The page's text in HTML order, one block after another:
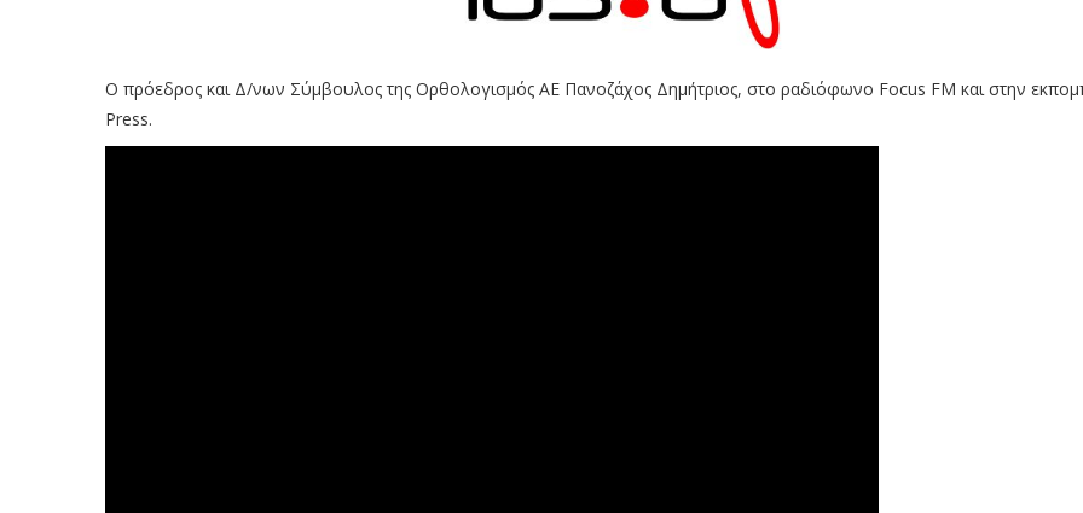
Ο πρόεδρος και Δ/νων Σύμβουλος της Ορθολογισμός ΑΕ Πανοζάχος Δημήτριος, στο ραδιόφωνο Focus FM και στην
Press.